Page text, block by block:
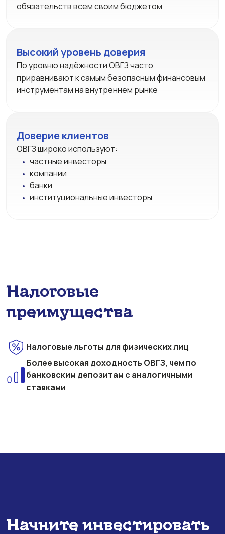
обязательств всем своим бюджетом
Высокий уровень доверия
По уровню надёжности ОВГЗ часто
приравнивают к самым безопасным финансовым
инструментам на внутреннем рынке
Доверие клиентов
ОВГЗ широко используют:
частные инвесторы
компании
банки
институциональные инвесторы
Налоговые
преимущества
Налоговые льготы для физических лиц
Более высокая доходность ОВГЗ, чем по
банковским депозитам с аналогичными
ставками
Начните инвестировать